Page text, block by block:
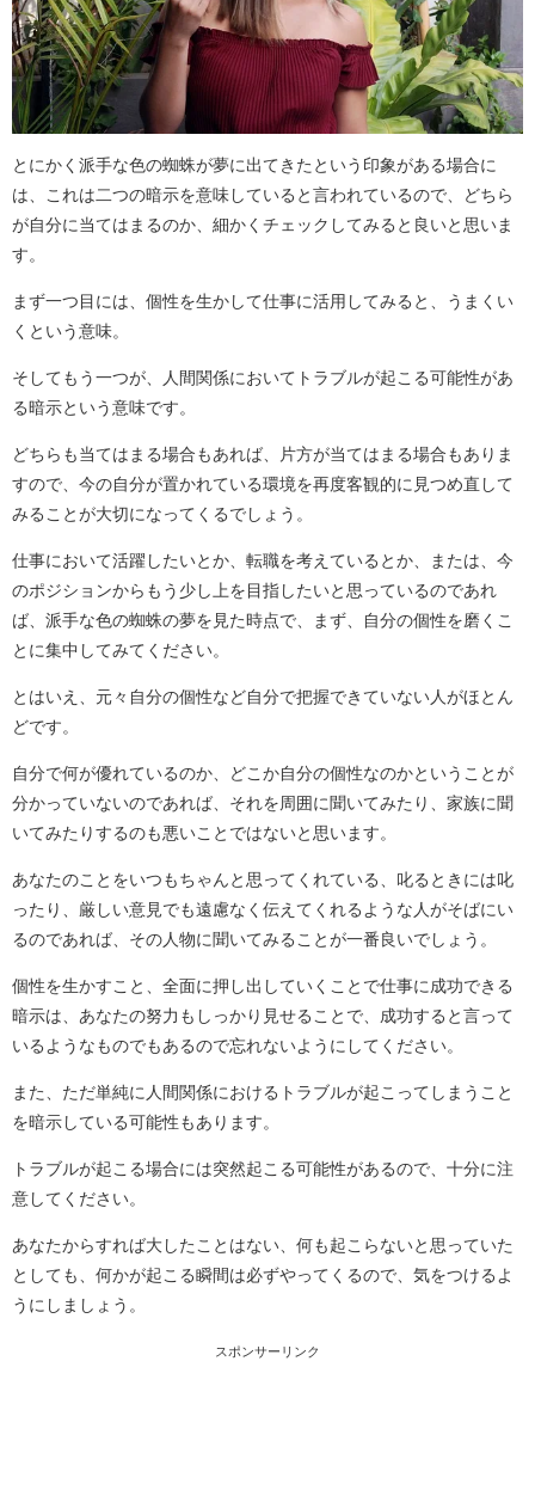
とにかく派手な色の蜘蛛が夢に出てきたという印象がある場合に
は、これは二つの暗示を意味していると言われているので、どちら
が自分に当てはまるのか、細かくチェックしてみると良いと思いま
す。
まず一つ目には、個性を生かして仕事に活用してみると、うまくい
くという意味。
そしてもう一つが、人間関係においてトラブルが起こる可能性があ
る暗示という意味です。
どちらも当てはまる場合もあれば、片方が当てはまる場合もありま
すので、今の自分が置かれている環境を再度客観的に見つめ直して
みることが大切になってくるでしょう。
仕事において活躍したいとか、転職を考えているとか、または、今
のポジションからもう少し上を目指したいと思っているのであれ
ば、派手な色の蜘蛛の夢を見た時点で、まず、自分の個性を磨くこ
とに集中してみてください。
とはいえ、元々自分の個性など自分で把握できていない人がほとん
どです。
自分で何が優れているのか、どこか自分の個性なのかということが
分かっていないのであれば、それを周囲に聞いてみたり、家族に聞
いてみたりするのも悪いことではないと思います。
あなたのことをいつもちゃんと思ってくれている、叱るときには叱
ったり、厳しい意見でも遠慮なく伝えてくれるような人がそばにい
るのであれば、その人物に聞いてみることが一番良いでしょう。
個性を生かすこと、全面に押し出していくことで仕事に成功できる
暗示は、あなたの努力もしっかり見せることで、成功すると言って
いるようなものでもあるので忘れないようにしてください。
また、ただ単純に人間関係におけるトラブルが起こってしまうこと
を暗示している可能性もあります。
トラブルが起こる場合には突然起こる可能性があるので、十分に注
意してください。
あなたからすれば大したことはない、何も起こらないと思っていた
としても、何かが起こる瞬間は必ずやってくるので、気をつけるよ
うにしましょう。
スポンサーリンク